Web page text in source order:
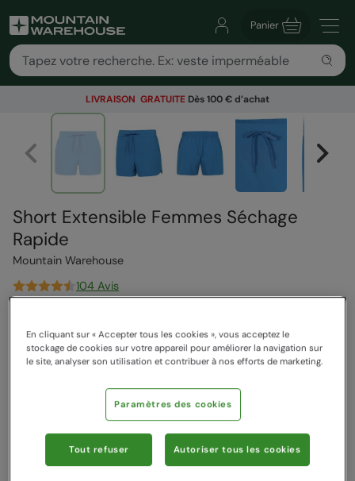
Panier
LIVRAISON GRATUITE Dès 100 € d’achat
Short Extensible Femmes Séchage
Rapide
Mountain Warehouse
104 Avis
19,99 €
Voir comment nos prix sont calculés
19,99 € 16,99 € 14,99 € 14,99 € 9,99 € 12,99 €
En cliquant sur « Accepter tous les cookies », vous acceptez le
stockage de cookies sur votre appareil pour améliorer la navigation sur
le site, analyser son utilisation et contribuer à nos efforts de marketing.
Paramètres des cookies
Tout refuser Autoriser tous les cookies